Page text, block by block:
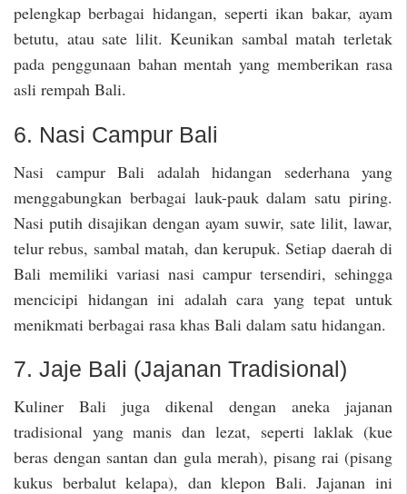
pelengkap berbagai hidangan, seperti ikan bakar, ayam
betutu, atau sate lilit. Keunikan sambal matah terletak
pada penggunaan bahan mentah yang memberikan rasa
asli rempah Bali.
6. Nasi Campur Bali
Nasi campur Bali adalah hidangan sederhana yang
menggabungkan berbagai lauk-pauk dalam satu piring.
Nasi putih disajikan dengan ayam suwir, sate lilit, lawar,
telur rebus, sambal matah, dan kerupuk. Setiap daerah di
Bali memiliki variasi nasi campur tersendiri, sehingga
mencicipi hidangan ini adalah cara yang tepat untuk
menikmati berbagai rasa khas Bali dalam satu hidangan.
7. Jaje Bali (Jajanan Tradisional)
Kuliner Bali juga dikenal dengan aneka jajanan
tradisional yang manis dan lezat, seperti laklak (kue
beras dengan santan dan gula merah), pisang rai (pisang
kukus berbalut kelapa), dan klepon Bali. Jajanan ini